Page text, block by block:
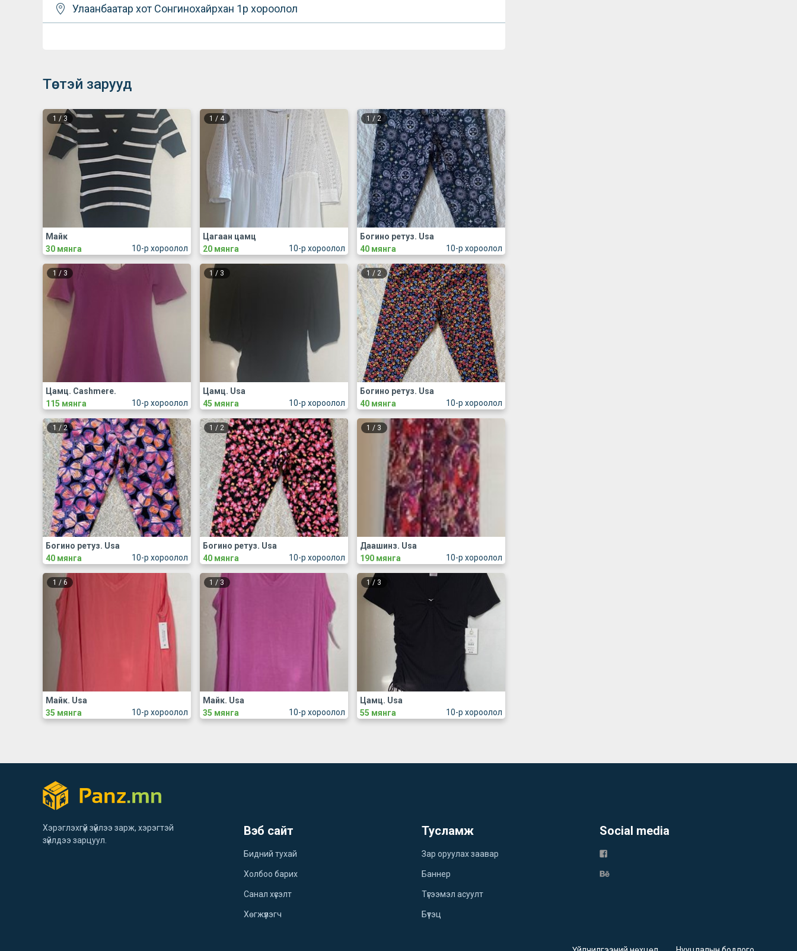
Улаанбаатар хот Сонгинохайрхан 1р хороолол
Төстэй зарууд
1 /3
10-р хороолол
Майк
30 мянга
1 /4
10-р хороолол
Цагаан цамц
20 мянга
1 /2
10-р хороолол
Богино ретуз. Usa
40 мянга
1 / 3
10-р хороолол
Цамц. Cashmere.
115 мянга
1 / 3
10-р хороолол
Цамц. Usa
45 мянга
1 /2
10-р хороолол
Богино ретуз. Usa
40 мянга
1 / 2
10-р хороолол
Богино ретуз. Usa
40 мянга
1 /2
10-р хороолол
Богино ретуз. Usa
40 мянга
1 / 3
10-р хороолол
Даашинз. Usa
190 мянга
1 / 6
10-р хороолол
Майк. Usa
35 мянга
1 / 3
10-р хороолол
Майк. Usa
35 мянга
1/ 3
10-р хороолол
Цамц. Usa
55 мянга
Хэрэглэхгүй зүйлээ зарж, хэрэгтэй
зүйлдээ зарцуул.
Вэб сайт
Бидний тухай
Холбоо барих
Санал хүсэлт
Хөгжүүлэгч
Тусламж
Зар оруулах заавар
Баннер
Түгээмэл асуулт
Бүтэц
Social media